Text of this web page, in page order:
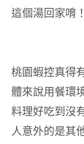
這個湯回家唷！
桃園蝦控真得
體來說用餐環
料理好吃到沒
人意外的是其